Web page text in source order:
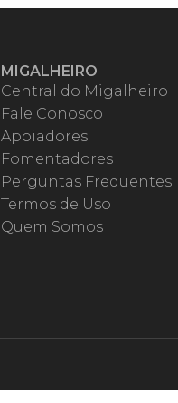
MIGALHEIRO
Central do Migalheiro
Fale Conosco
Apoiadores
Fomentadores
Perguntas Frequentes
Termos de Uso
Quem Somos